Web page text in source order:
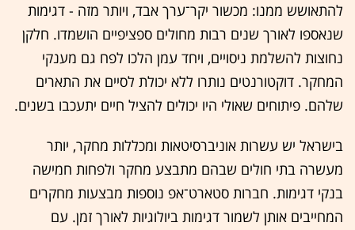
להתאושש ממנו: מכשור יקר־ערך אבד, ויותר מזה - דגימות
שנאספו לאורך שנים רבות מחולים ספציפיים הושמדו. חלקן
נחוצות להשלמת ניסויים, ויחד עמן הלכו לפח גם מענקי
המחקר. דוקטורנטים נותרו ללא יכולת לסיים את התארים
שלהם. פיתוחים שאולי היו יכולים להציל חיים יתעכבו בשנים.
בישראל יש עשרות אוניברסיטאות ומכללות מחקר, יותר
מעשרה בתי חולים שבהם מתבצע מחקר ולפחות חמישה
בנקי דגימות. חברות סטארט־אפ נוספות מבצעות מחקרים
המחייבים אותן לשמור דגימות ביולוגיות לאורך זמן. עם